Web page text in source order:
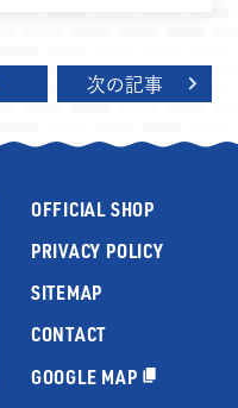
次の記事
OFFICIAL SHOP
PRIVACY POLICY
SITEMAP
CONTACT
GOOGLE MAP